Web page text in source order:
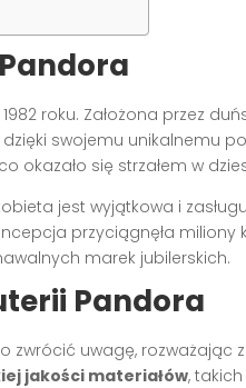
roku. Założona przez
swojemu unikalnemu
okazało się strzałem w
jest wyjątkowa i
przyciągnęła miliony
marek jubilerskich.
Pandora
zwrócić uwagę, rozważając
jakości materiałów,